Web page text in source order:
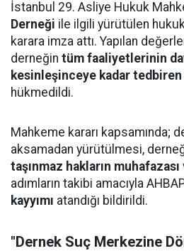
İstanbul 29. Asliye Hukuk
Derneği ile ilgili yürütülen
karara imza attı. Yapılan
derneğin tüm faaliyetlerinin
kesinleşinceye kadar tedbiren
hükmedildi.
Mahkeme kararı kapsamında;
aksamadan yürütülmesi,
taşınmaz hakların muhafazası
adımların takibi amacıyla
kayyımı atandığı bildirildi.
"Dernek Suç Merkezine